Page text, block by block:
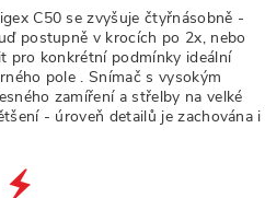
C50 se zvyšuje čtyřnásobně -
postupně v krocích po 2x, nebo
pro konkrétní podmínky ideální
pole . Snímač s vysokým
zamíření a střelby na velké
- úroveň detailů je zachována i